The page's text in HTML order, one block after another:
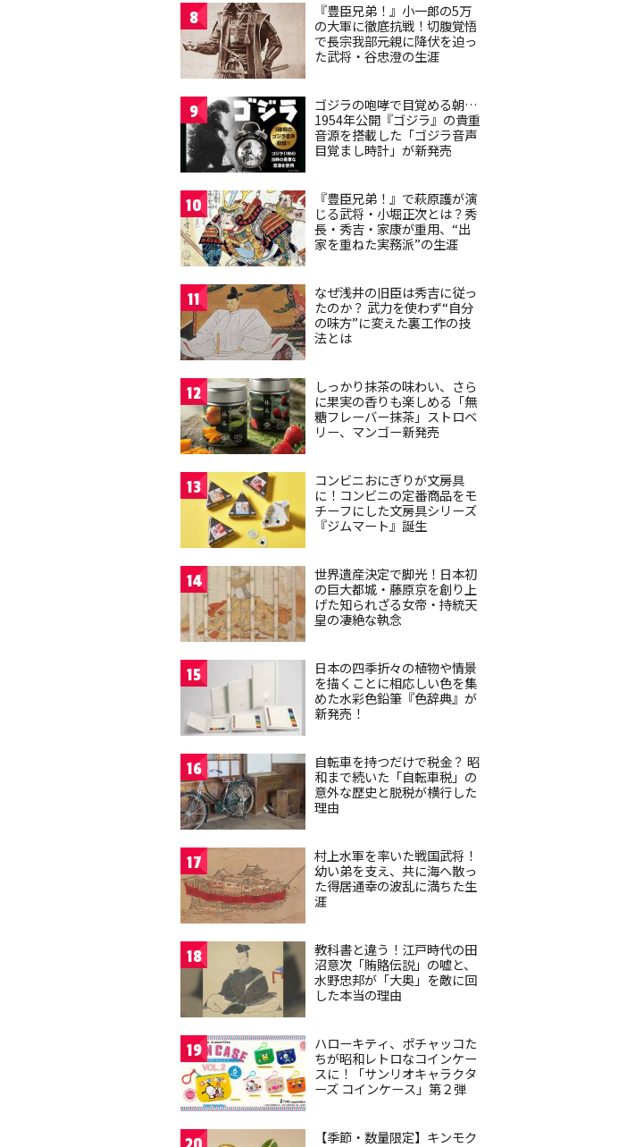
8
『豊臣兄弟！』小一郎の5万
の大軍に徹底抗戦！切腹覚悟
で長宗我部元親に降伏を迫っ
た武将・谷忠澄の生涯
9
ゴジラの咆哮で目覚める朝…
1954年公開『ゴジラ』の貴重
音源を搭載した「ゴジラ音声
目覚まし時計」が新発売
10
『豊臣兄弟！』で萩原護が演
じる武将・小堀正次とは？秀
長・秀吉・家康が重用、“出
家を重ねた実務派”の生涯
11
なぜ浅井の旧臣は秀吉に従っ
たのか？ 武力を使わず“自分
の味方”に変えた裏工作の技
法とは
12
しっかり抹茶の味わい、さら
に果実の香りも楽しめる「無
糖フレーバー抹茶」ストロベ
リー、マンゴー新発売
13
コンビニおにぎりが文房具
に！コンビニの定番商品をモ
チーフにした文房具シリーズ
『ジムマート』誕生
14
世界遺産決定で脚光！日本初
の巨大都城・藤原京を創り上
げた知られざる女帝・持統天
皇の凄絶な執念
15
日本の四季折々の植物や情景
を描くことに相応しい色を集
めた水彩色鉛筆『色辞典』が
新発売！
16
自転車を持つだけで税金？ 昭
和まで続いた「自転車税」の
意外な歴史と脱税が横行した
理由
17
村上水軍を率いた戦国武将！
幼い弟を支え、共に海へ散っ
た得居通幸の波乱に満ちた生
涯
18
教科書と違う！江戸時代の田
沼意次「賄賂伝説」の嘘と、
水野忠邦が「大奥」を敵に回
した本当の理由
19
ハローキティ、ポチャッコた
ちが昭和レトロなコインケー
スに！「サンリオキャラクタ
ーズ コインケース」第２弾
【季節・数量限定】キンモク